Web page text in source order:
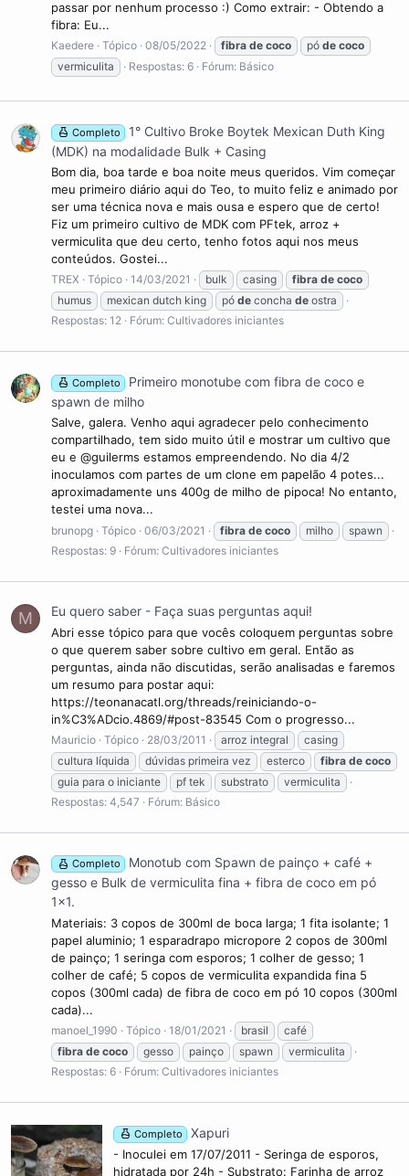
passar por nenhum processo :) Como extrair: - Obtendo a
fibra: Eu...
Kaedere Tópico 08/05/2022 fibra de coco pó de coco
vermiculita
Respostas: 6 Fórum: Básico
Completo
1° Cultivo Broke Boytek Mexican Duth King
(MDK) na modalidade Bulk + Casing
Bom dia, boa tarde e boa noite meus queridos. Vim começar
meu primeiro diário aqui do Teo, to muito feliz e animado por
ser uma técnica nova e mais ousa e espero que de certo!
Fiz um primeiro cultivo de MDK com PFtek, arroz +
vermiculita que deu certo, tenho fotos aqui nos meus
conteúdos. Gostei...
TREX Tópico 14/03/2021 bulk casing fibra de coco
humus
mexican dutch king pó de concha de ostra
Respostas: 12
Fórum: Cultivadores iniciantes
Completo
Primeiro monotube com fibra de coco e
spawn de milho
Salve, galera. Venho aqui agradecer pelo conhecimento
compartilhado, tem sido muito útil e mostrar um cultivo que
eu e @guilerms estamos empreendendo. No dia 4/2
inoculamos com partes de um clone em papelão 4 potes...
aproximadamente uns 400g de milho de pipoca! No entanto,
testei uma nova...
brunopg Tópico 06/03/2021 fibra de coco milho
spawn
Respostas: 9
Fórum: Cultivadores iniciantes
M Eu quero saber - Faça suas perguntas aqui!
Abri esse tópico para que vocês coloquem perguntas sobre
o que querem saber sobre cultivo em geral. Então as
perguntas, ainda não discutidas, serão analisadas e faremos
um resumo para postar aqui:
https://teonanacatl.org/threads/reiniciando-o-
in%C3%ADcio.4869/#post-83545 Com o progresso...
Mauricio Tópico 28/03/2011 arroz integral
casing
cultura líquida
dúvidas primeira vez esterco fibra de coco
guia para o iniciante
pf tek substrato
vermiculita
Respostas: 4,547
Fórum: Básico
Completo
Monotub com Spawn de painço + café +
gesso e Bulk de vermiculita fina + fibra de coco em pó
1x1.
Materiais: 3 copos de 300ml de boca larga; 1 fita isolante; 1
papel aluminio; 1 esparadrapo micropore 2 copos de 300ml
de painço; 1 seringa com esporos; 1 colher de gesso; 1
colher de café; 5 copos de vermiculita expandida fina 5
copos (300ml cada) de fibra de coco em pó 10 copos (300ml
cada)...
manoel_1990 Tópico 18/01/2021 brasil
café
fibra de coco gesso painço spawn
vermiculita
Respostas: 6
Fórum: Cultivadores iniciantes
Completo Xapuri
- Inoculei em 17/07/2011 - Seringa de esporos,
hidratada por 24h - Substrato: Farinha de arroz